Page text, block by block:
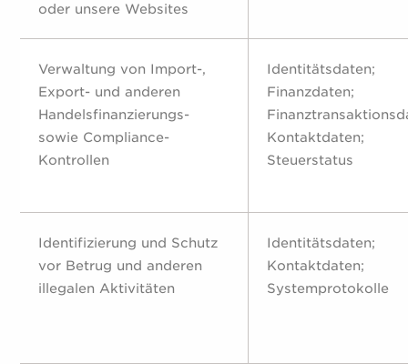
oder unsere Websites
Verwaltung von Import-,
Export- und anderen
Handelsfinanzierungs-
sowie Compliance-
Kontrollen
Identitätsdaten;
Finanzdaten;
Kontaktdaten;
Steuerstatus
Identifizierung und Schutz
vor Betrug und anderen
illegalen Aktivitäten
Identitätsdaten;
Kontaktdaten;
Systemprotokolle